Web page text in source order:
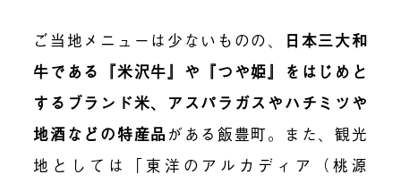
ご当地メニューは少ないものの、
日本三大和
牛である『米沢牛』や『つや姫』をはじめと
するブランド米、アスパラガスやハチミツや
地酒などの特産品 がある飯豊町。また、観光
地としては「東洋のアルカディア（桃源